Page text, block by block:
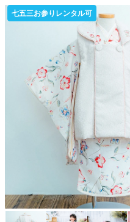
七五三お参りレンタル可